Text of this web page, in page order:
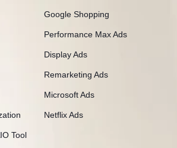
Tool
Google Shopping
Performance Max Ads
Display Ads
Remarketing Ads
Microsoft Ads
Netflix Ads